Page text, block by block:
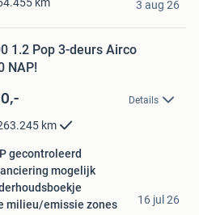
km 3 aug 26
1.2 Pop 3-deurs Airco
NAP!
Details
km
gecontroleerd
mogelijk
milieu/emissie zones
16 jul 26